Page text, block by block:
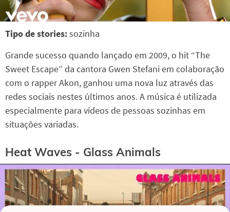
Tipo de stories:sozinha
Grande sucesso quando lançado em 2009, o hit “The
Sweet Escape” da cantora Gwen Stefani em colaboração
com o rapper Akon, ganhou uma nova luz através das
redes sociais nestes últimos anos. A música é utilizada
especialmente para vídeos de pessoas sozinhas em
situações variadas.
Heat Waves - Glass Animals